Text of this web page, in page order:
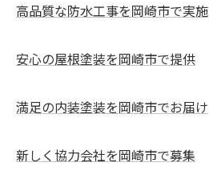
高品質な防水工事を岡崎市で実施
安心の屋根塗装を岡崎市で提供
満足の内装塗装を岡崎市でお届け
新しく協力会社を岡崎市で募集